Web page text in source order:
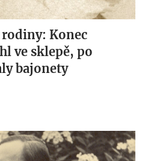
Konec
ve sklepě, po
bajonety